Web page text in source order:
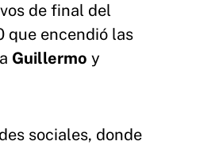
de final del
que encendió las
a Guillermo y
sociales, donde